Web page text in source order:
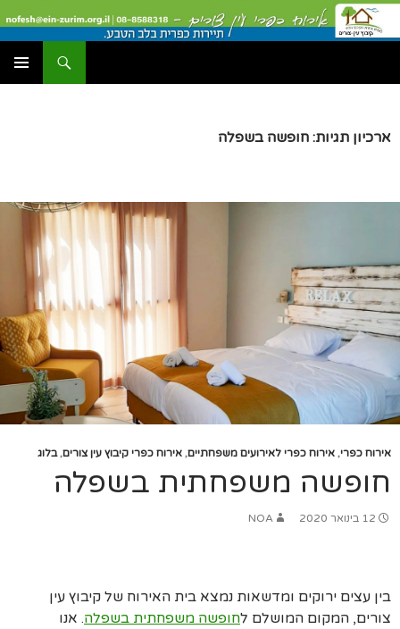
לדלג
לתוכן
ארכיון תגיות: חופשה בשפלה
אירוח כפרי, אירוח כפרי לאירועים משפחתיים, אירוח כפרי קיבוץ עין צורים,בלוג
חופשה משפחתית בשפלה
12 בינואר 2020 NOA
בין עצים ירוקים ומדשאות נמצא בית האירוח של קיבוץ עין
צורים, המקום המושלם לחופשה משפחתית בשפלה. אנו